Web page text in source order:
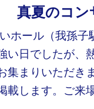
真夏のコ
ホール（我孫子
い日でしたが、
集まりいただき
載します。ご来